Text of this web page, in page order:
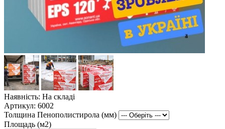
Наявність: На складі
Артикул: 6002
Толщина Пенополистирола (мм)
Площадь (м2)